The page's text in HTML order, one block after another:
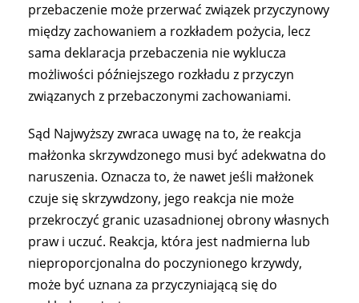
przebaczenie może przerwać związek przyczynowy
między zachowaniem a rozkładem pożycia, lecz
sama deklaracja przebaczenia nie wyklucza
możliwości późniejszego rozkładu z przyczyn
związanych z przebaczonymi zachowaniami.
Sąd Najwyższy zwraca uwagę na to, że reakcja
małżonka skrzywdzonego musi być adekwatna do
naruszenia. Oznacza to, że nawet jeśli małżonek
czuje się skrzywdzony, jego reakcja nie może
przekroczyć granic uzasadnionej obrony własnych
praw i uczuć. Reakcja, która jest nadmierna lub
nieproporcjonalna do poczynionego krzywdy,
może być uznana za przyczyniającą się do